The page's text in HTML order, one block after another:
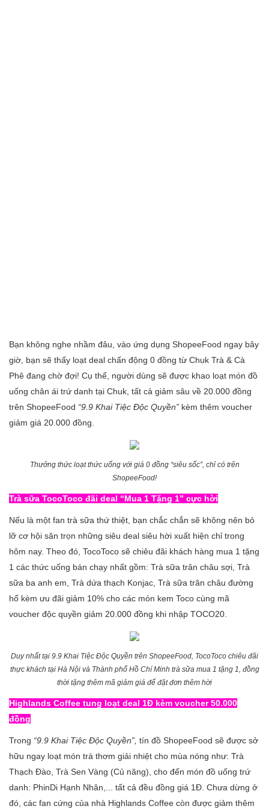
Bạn không nghe nhầm đâu, vào ứng dụng ShopeeFood ngay bây
giờ, bạn sẽ thấy loạt deal chấn động 0 đồng từ Chuk Trà & Cà
Phê đang chờ đợi! Cụ thể, người dùng sẽ được khao loạt món đồ
uống chân ái trứ danh tại Chuk, tất cả giảm sâu về 20.000 đồng
trên ShopeeFood “9.9 Khai Tiệc Độc Quyền” kèm thêm voucher
giảm giá 20.000 đồng.
Thưởng thức loạt thức uống với giá 0 đồng “siêu sốc”, chỉ có trên
ShopeeFood!
Trà sữa TocoToco đãi deal “Mua 1 Tặng 1” cực hời
Nếu là một fan trà sữa thứ thiệt, bạn chắc chắn sẽ không nên bỏ
lỡ cơ hội săn trọn những siêu deal siêu hời xuất hiện chỉ trong
hôm nay. Theo đó, TocoToco sẽ chiêu đãi khách hàng mua 1 tặng
1 các thức uống bán chạy nhất gồm: Trà sữa trân châu sợi, Trà
sữa ba anh em, Trà dứa thạch Konjac, Trà sữa trân châu đường
hổ kèm ưu đãi giảm 10% cho các món kem Toco cùng mã
voucher độc quyền giảm 20.000 đồng khi nhập TOCO20.
Duy nhất tại 9.9 Khai Tiệc Độc Quyền trên ShopeeFood, TocoToco chiêu đãi
thực khách tại Hà Nội và Thành phố Hồ Chí Minh trà sữa mua 1 tặng 1, đồng
thời tặng thêm mã giảm giá để đặt đơn thêm hời
Highlands Coffee tung loạt deal 1Đ kèm voucher 50.000
đồng
Trong “9.9 Khai Tiệc Độc Quyền”, tín đồ ShopeeFood sẽ được sở
hữu ngay loạt món trà thơm giải nhiệt cho mùa nóng như: Trà
Thạch Đào, Trà Sen Vàng (Củ năng), cho đến món đồ uống trứ
danh: PhinDi Hạnh Nhân,... tất cả đều đồng giá 1Đ. Chưa dừng ở
đó, các fan cứng của nhà Highlands Coffee còn được giảm thêm